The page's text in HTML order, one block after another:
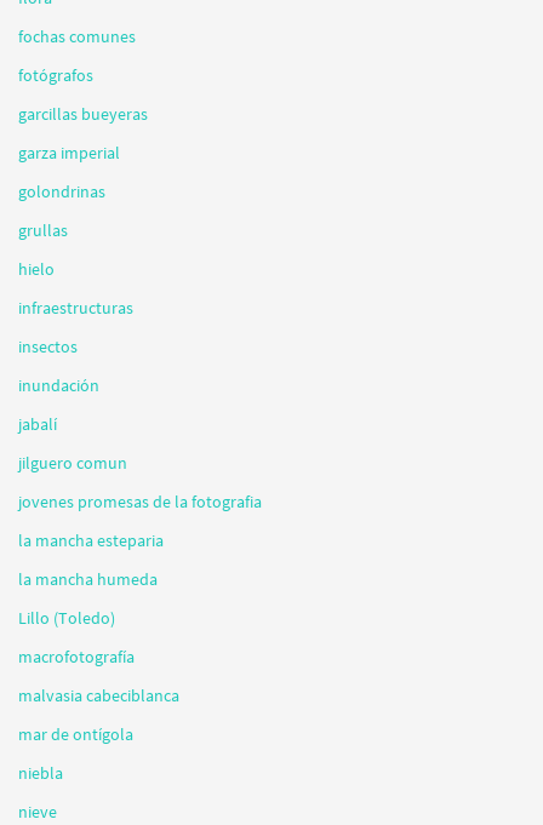
fochas comunes
fotógrafos
garcillas bueyeras
garza imperial
golondrinas
grullas
hielo
infraestructuras
insectos
inundación
jabalí
jilguero comun
jovenes promesas de la fotografia
la mancha esteparia
la mancha humeda
Lillo (Toledo)
macrofotografía
malvasia cabeciblanca
mar de ontígola
niebla
nieve